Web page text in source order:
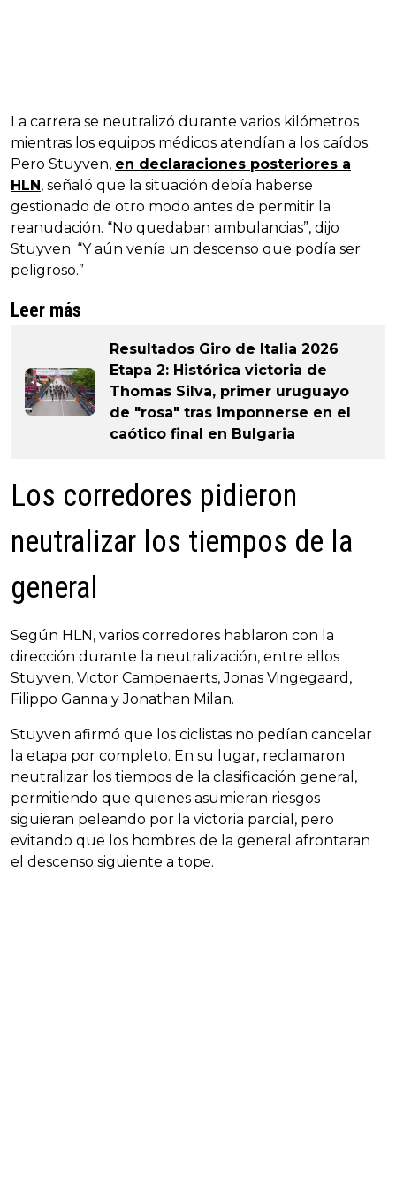
La carrera se neutralizó durante varios kilómetros
mientras los equipos médicos atendían a los caídos.
Pero Stuyven, en declaraciones posteriores a
HLN, señaló que la situación debía haberse
gestionado de otro modo antes de permitir la
reanudación. “No quedaban ambulancias”, dijo
Stuyven. “Y aún venía un descenso que podía ser
peligroso.”
Leer más
Resultados Giro de Italia 2026
Etapa 2: Histórica victoria de
Thomas Silva, primer uruguayo
de "rosa" tras imponnerse en el
caótico final en Bulgaria
Los corredores pidieron
neutralizar los tiempos de la
general
Según HLN, varios corredores hablaron con la
dirección durante la neutralización, entre ellos
Stuyven, Victor Campenaerts, Jonas Vingegaard,
Filippo Ganna y Jonathan Milan.
Stuyven afirmó que los ciclistas no pedían cancelar
la etapa por completo. En su lugar, reclamaron
neutralizar los tiempos de la clasificación general,
permitiendo que quienes asumieran riesgos
siguieran peleando por la victoria parcial, pero
evitando que los hombres de la general afrontaran
el descenso siguiente a tope.